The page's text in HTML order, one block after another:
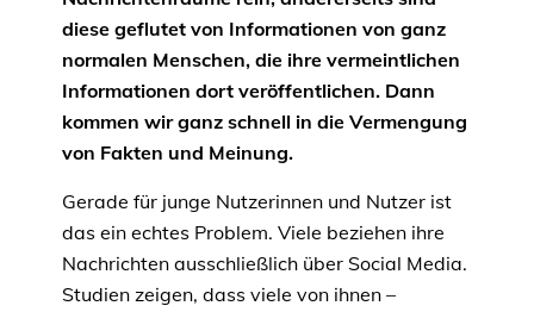
diese geflutet von Informationen von ganz
normalen Menschen, die ihre vermeintlichen
Informationen dort veröffentlichen. Dann
kommen wir ganz schnell in die Vermengung
von Fakten und Meinung.
Gerade für junge Nutzerinnen und Nutzer ist
das ein echtes Problem. Viele beziehen ihre
Nachrichten ausschließlich über Social Media.
Studien zeigen, dass viele von ihnen –